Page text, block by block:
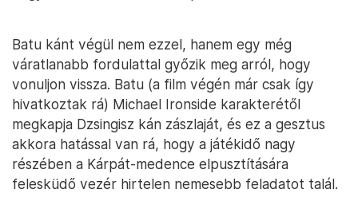
Batu kánt végül nem ezzel, hanem egy még
váratlanabb fordulattal győzik meg arról, hogy
vonuljon vissza. Batu (a film végén már csak így
hivatkoztak rá) Michael Ironside karakterétől
megkapja Dzsingisz kán zászlaját, és ez a gesztus
akkora hatással van rá, hogy a játékidő nagy
részében a Kárpát-medence elpusztítására
felesküdő vezér hirtelen nemesebb feladatot talál.